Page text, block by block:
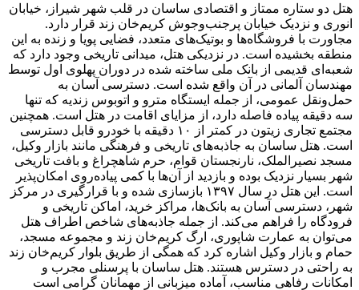
هتل دو ستاره ممتاز و اقتصادی ساسان در قلب شهر شیراز، خیابان
انوری و نزدیک خیابان پرجنب‌وجوش کریم‌خان زند قرار دارد.
مجاورت با فروشگاه‌ها و بوتیک‌های متعدد، فضایی پویا و زنده به این
منطقه بخشیده است. در نزدیکی هتل، میدانی تاریخی وجود دارد که
شعبه‌ای قدیمی از بانک ملی ساخته شده در دوران پهلوی اول توسط
مهندسان آلمانی در آن واقع شده است. دسترسی آسان به
حمل‌ونقل عمومی، از جمله ایستگاه مترو و اتوبوس زندیه که تنها
سه دقیقه پیاده فاصله دارد، از مزایای اقامت در هتل است. همچنین
مجتمع تجاری زیتون در کمتر از ۱۰ دقیقه با خودرو قابل دسترسی
است. هتل ساسان به جاذبه‌های تاریخی و فرهنگی مانند بازار وکیل،
مسجد نصیرالملک، نارنجستان قوام، حرم شاهچراغ و بافت تاریخی
شهر بسیار نزدیک بوده و بازدید از آن‌ها با کمی پیاده‌روی امکان‌پذیر
است. این هتل در سال ۱۳۹۷ بازسازی شده و با قرارگیری در مرکز
شهر، دسترسی آسان به بانک‌ها، مراکز خرید، اماکن تاریخی و
فرودگاه را فراهم می‌کند. از جمله جاذبه‌های شاخص اطراف هتل
می‌توان به عمارت شاپوری، ارگ کریم‌خان زند و مجموعه مسجد،
حمام و بازار وکیل اشاره کرد که همگی از طریق بلوار کریم‌خان زند
به راحتی در دسترس هستند. هتل ساسان با پرسنلی مجرب و
امکانات رفاهی مناسب، آماده میزبانی از مهمانان گرامی است